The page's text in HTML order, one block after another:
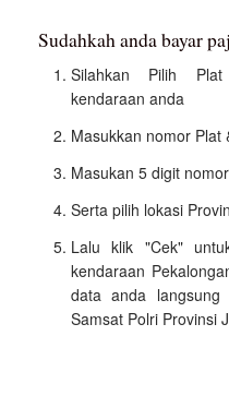
Sudahkah anda bayar
Silahkan Pilih
kendaraan anda
Masukkan nomor Plat
Masukan 5 digit
Serta pilih lokasi
Lalu klik "Cek"
kendaraan
data anda
Samsat Polri Provinsi